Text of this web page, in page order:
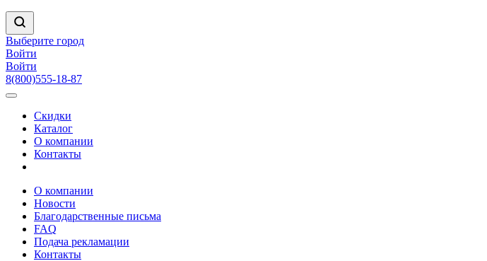
Выберите город
Войти
Войти
8(800)555-18-87
Скидки
Каталог
О компании
Контакты
О компании
Новости
Благодарственные письма
FAQ
Подача рекламации
Контакты